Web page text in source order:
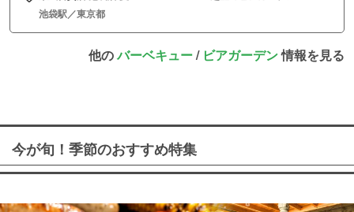
池袋駅／東京都
他のバーベキュー/ ビアガーデン情報を見る
今が旬！季節のおすすめ特集